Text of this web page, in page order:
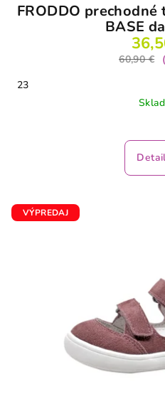
FRODDO prechodné
BASE
60,90 €
23
VÝPREDAJ